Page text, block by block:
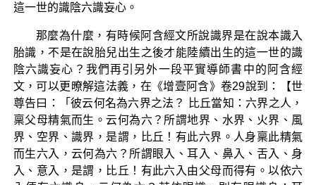
這一世的識陰六識妄心。
那麼為什麼，有時候阿含經文所說識界是在說本識入
胎識，不是在說胎兒出生之後才能陸續出生的這一世的識
陰六識妄心？我們再引另外一段平實導師書中的阿含經
文，可以更暸解這法義，在《增壹阿含》卷29說到：【世
尊告曰：「彼云何名為六界之法？ 比丘當知：六界之人，
稟父母精氣而生。云何為六？所謂地界、水界、火界、風
界、空界、識界，是謂，比丘！有此六界。人身稟此精氣
而生六入，云何為六？所謂眼入、耳入、鼻入、舌入、身
入、意入，是謂，比丘！有此六入由父母而得有。以依六